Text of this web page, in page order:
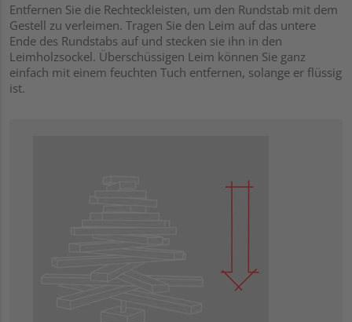
Entfernen Sie die Rechteckleisten, um den Rundstab mit dem
Gestell zu verleimen. Tragen Sie den Leim auf das untere
Ende des Rundstabs auf und stecken sie ihn in den
Leimholzsockel. Überschüssigen Leim können Sie ganz
einfach mit einem feuchten Tuch entfernen, solange er flüssig
ist.